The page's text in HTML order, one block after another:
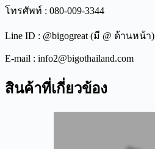
โทรศัพท์ : 080-009-3344
Line ID : @bigogreat (มี @ ด้านหน้า)
E-mail : info2@bigothailand.com
สินค้าที่เกี่ยวข้อง